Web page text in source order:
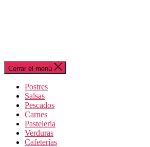
Cerrar el menú
Postres
Salsas
Pescados
Carnes
Pasteleria
Verduras
Cafeterías